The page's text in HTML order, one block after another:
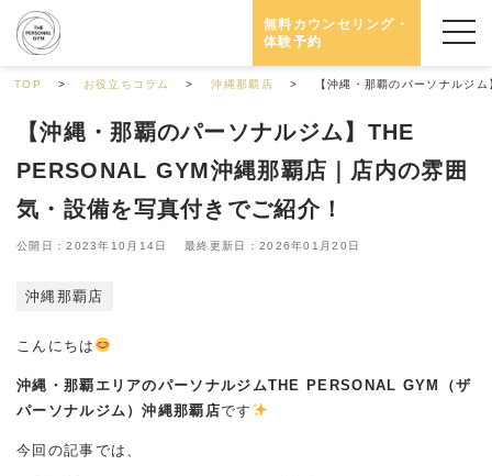
無料カウンセリング・
体験予約
TOP お役立ちコラム 沖縄那覇店 【沖縄・那覇のパーソナルジ
【沖縄・那覇のパーソナルジム】THE
PERSONAL GYM沖縄那覇店｜店内の雰囲
気・設備を写真付きでご紹介！
公開日：2023年10月14日 最終更新日：2026年01月20日
沖縄那覇店
こんにちは
沖縄・那覇エリアのパーソナルジムTHE PERSONAL GYM（ザ
パーソナルジム）沖縄那覇店です
今回の記事では、